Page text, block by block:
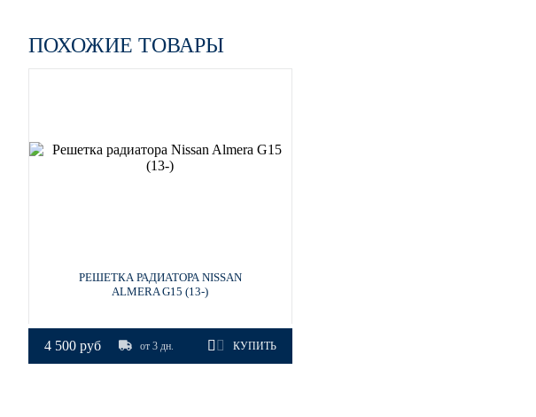
EEC - BLACK METALLIC
ПОХОЖИЕ ТОВАРЫ
РЕШЕТКА РАДИАТОРА NISSAN
ALMERA G15 (13-)
4 500 руб от 3 дн. КУПИТЬ